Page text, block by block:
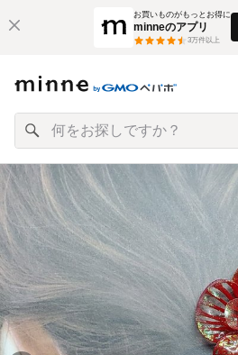
お買いものがもっとお得に
minneのアプリ
3万件以上